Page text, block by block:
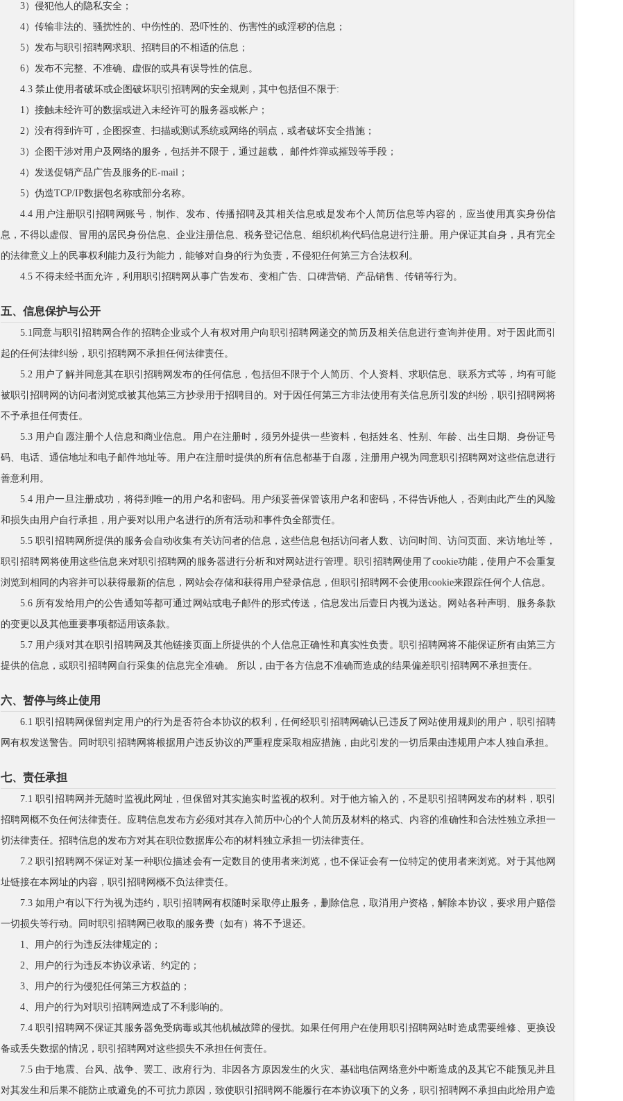
3）侵犯他人的隐私安全；
4）传输非法的、骚扰性的、中伤性的、恐吓性的、伤害性的或淫秽的信息；
5）发布与职引招聘网求职、招聘目的不相适的信息；
6）发布不完整、不准确、虚假的或具有误导性的信息。
4.3 禁止使用者破坏或企图破坏职引招聘网的安全规则，其中包括但不限于:
1）接触未经许可的数据或进入未经许可的服务器或帐户；
2）没有得到许可，企图探查、扫描或测试系统或网络的弱点，或者破坏安全措施；
3）企图干涉对用户及网络的服务，包括并不限于，通过超载， 邮件炸弹或摧毁等手段；
4）发送促销产品广告及服务的E-mail；
5）伪造TCP/IP数据包名称或部分名称。
4.4 用户注册职引招聘网账号，制作、发布、传播招聘及其相关信息或是发布个人简历信息等内容的，应当使用真实身份信
息，不得以虚假、冒用的居民身份信息、企业注册信息、税务登记信息、组织机构代码信息进行注册。用户保证其自身，具有完全
的法律意义上的民事权利能力及行为能力，能够对自身的行为负责，不侵犯任何第三方合法权利。
4.5 不得未经书面允许，利用职引招聘网从事广告发布、变相广告、口碑营销、产品销售、传销等行为。
五、信息保护与公开
5.1同意与职引招聘网合作的招聘企业或个人有权对用户向职引招聘网递交的简历及相关信息进行查询并使用。对于因此而引
起的任何法律纠纷，职引招聘网不承担任何法律责任。
5.2 用户了解并同意其在职引招聘网发布的任何信息，包括但不限于个人简历、个人资料、求职信息、联系方式等，均有可能
被职引招聘网的访问者浏览或被其他第三方抄录用于招聘目的。对于因任何第三方非法使用有关信息所引发的纠纷，职引招聘网将
不予承担任何责任。
5.3 用户自愿注册个人信息和商业信息。用户在注册时，须另外提供一些资料，包括姓名、性别、年龄、出生日期、身份证号
码、电话、通信地址和电子邮件地址等。用户在注册时提供的所有信息都基于自愿，注册用户视为同意职引招聘网对这些信息进行
善意利用。
5.4 用户一旦注册成功，将得到唯一的用户名和密码。用户须妥善保管该用户名和密码，不得告诉他人，否则由此产生的风险
和损失由用户自行承担，用户要对以用户名进行的所有活动和事件负全部责任。
5.5 职引招聘网所提供的服务会自动收集有关访问者的信息，这些信息包括访问者人数、访问时间、访问页面、来访地址等，
职引招聘网将使用这些信息来对职引招聘网的服务器进行分析和对网站进行管理。职引招聘网使用了cookie功能，使用户不会重复
浏览到相同的内容并可以获得最新的信息，网站会存储和获得用户登录信息，但职引招聘网不会使用cookie来跟踪任何个人信息。
5.6 所有发给用户的公告通知等都可通过网站或电子邮件的形式传送，信息发出后壹日内视为送达。网站各种声明、服务条款
的变更以及其他重要事项都适用该条款。
5.7 用户须对其在职引招聘网及其他链接页面上所提供的个人信息正确性和真实性负责。职引招聘网将不能保证所有由第三方
提供的信息，或职引招聘网自行采集的信息完全准确。 所以，由于各方信息不准确而造成的结果偏差职引招聘网不承担责任。
六、暂停与终止使用
6.1 职引招聘网保留判定用户的行为是否符合本协议的权利，任何经职引招聘网确认已违反了网站使用规则的用户，职引招聘
网有权发送警告。同时职引招聘网将根据用户违反协议的严重程度采取相应措施，由此引发的一切后果由违规用户本人独自承担。
七、责任承担
7.1 职引招聘网并无随时监视此网址，但保留对其实施实时监视的权利。对于他方输入的，不是职引招聘网发布的材料，职引
招聘网概不负任何法律责任。应聘信息发布方必须对其存入简历中心的个人简历及材料的格式、内容的准确性和合法性独立承担一
切法律责任。招聘信息的发布方对其在职位数据库公布的材料独立承担一切法律责任。
7.2 职引招聘网不保证对某一种职位描述会有一定数目的使用者来浏览，也不保证会有一位特定的使用者来浏览。对于其他网
址链接在本网址的内容，职引招聘网概不负法律责任。
7.3 如用户有以下行为视为违约，职引招聘网有权随时采取停止服务，删除信息，取消用户资格，解除本协议，要求用户赔偿
一切损失等行动。同时职引招聘网已收取的服务费（如有）将不予退还。
1、用户的行为违反法律规定的；
2、用户的行为违反本协议承诺、约定的；
3、用户的行为侵犯任何第三方权益的；
4、用户的行为对职引招聘网造成了不利影响的。
7.4 职引招聘网不保证其服务器免受病毒或其他机械故障的侵扰。如果任何用户在使用职引招聘网站时造成需要维修、更换设
备或丢失数据的情况，职引招聘网对这些损失不承担任何责任。
7.5 由于地震、台风、战争、罢工、政府行为、非因各方原因发生的火灾、基础电信网络意外中断造成的及其它不能预见并且
对其发生和后果不能防止或避免的不可抗力原因，致使职引招聘网不能履行在本协议项下的义务，职引招聘网不承担由此给用户造